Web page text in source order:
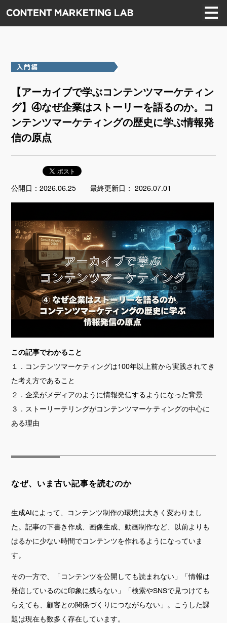
【アーカイブで学ぶコンテンツマーケティン
グ】④なぜ企業はストーリーを語るのか。コ
ンテンツマーケティングの歴史に学ぶ情報発
信の原点
公開日：2026.06.25 最終更新日： 2026.07.01
この記事でわかること
１．コンテンツマーケティングは100年以上前から実践されてき
た考え方であること
２．企業がメディアのように情報発信するようになった背景
３．ストーリーテリングがコンテンツマーケティングの中心に
ある理由
なぜ、いま古い記事を読むのか
生成AIによって、コンテンツ制作の環境は大きく変わりまし
た。記事の下書き作成、画像生成、動画制作など、以前よりも
はるかに少ない時間でコンテンツを作れるようになっていま
す。
その一方で、「コンテンツを公開しても読まれない」「情報は
発信しているのに印象に残らない」「検索やSNSで見つけても
らえても、顧客との関係づくりにつながらない」。こうした課
題は現在も数多く存在しています。